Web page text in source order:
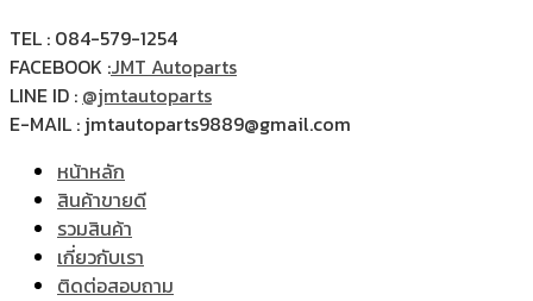
TEL : 084-579-1254
FACEBOOK :JMT Autoparts
LINE ID : @jmtautoparts
E-MAIL : jmtautoparts9889@gmail.com
หน้าหลัก
สินค้าขายดี
รวมสินค้า
เกี่ยวกับเรา
ติดต่อสอบถาม